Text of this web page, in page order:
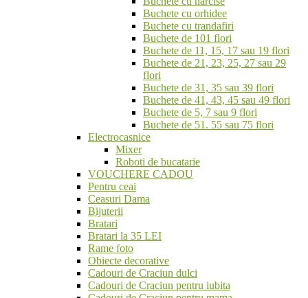
Buchete cu orhidee
Buchete cu trandafiri
Buchete de 101 flori
Buchete de 11, 15, 17 sau 19 flori
Buchete de 21, 23, 25, 27 sau 29
flori
Buchete de 31, 35 sau 39 flori
Buchete de 41, 43, 45 sau 49 flori
Buchete de 5, 7 sau 9 flori
Buchete de 51. 55 sau 75 flori
Electrocasnice
Mixer
Roboti de bucatarie
VOUCHERE CADOU
Pentru ceai
Ceasuri Dama
Bijuterii
Bratari
Bratari la 35 LEI
Rame foto
Obiecte decorative
Cadouri de Craciun dulci
Cadouri de Craciun pentru iubita